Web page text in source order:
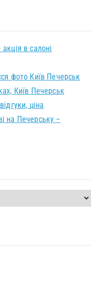
в салоні
фото Київ Печерськ
Київ Печерськ
ціна
на Печерську –